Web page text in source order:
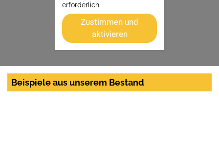
erforderlich.
Zustimmen und
aktivieren
Beispiele aus unserem Bestand